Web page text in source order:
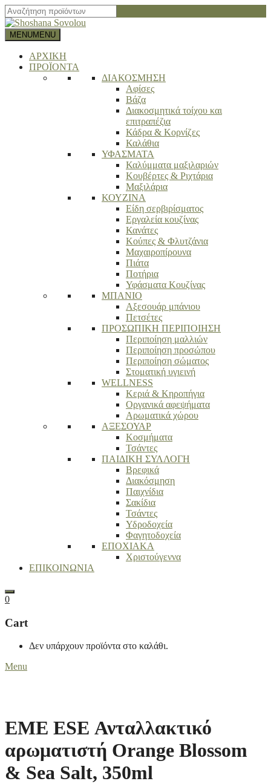
search
MENUMENU
ΑΡΧΙΚΗ
ΠΡΟΪΟΝΤΑ
ΔΙΑΚΟΣΜΗΣΗ
Αφίσες
Βάζα
Διακοσμητικά τοίχου και
επιτραπέζια
Κάδρα & Κορνίζες
Καλάθια
ΥΦΑΣΜΑΤΑ
Καλύμματα μαξιλαριών
Κουβέρτες & Ριχτάρια
Μαξιλάρια
ΚΟΥΖΙΝΑ
Είδη σερβιρίσματος
Εργαλεία κουζίνας
Κανάτες
Κούπες & Φλυτζάνια
Μαχαιροπίρουνα
Πιάτα
Ποτήρια
Υφάσματα Κουζίνας
ΜΠΑΝΙΟ
Αξεσουάρ μπάνιου
Πετσέτες
ΠΡΟΣΩΠΙΚΗ ΠΕΡΙΠΟΙΗΣΗ
Περιποίηση μαλλιών
Περιποίηση προσώπου
Περιποίηση σώματος
Στοματική υγιεινή
WELLNESS
Κεριά & Κηροπήγια
Οργανικά αφεψήματα
Αρωματικά χώρου
ΑΞΕΣΟΥΑΡ
Κοσμήματα
Τσάντες
ΠΑΙΔΙΚΗ ΣΥΛΛΟΓΗ
Βρεφικά
Διακόσμηση
Παιχνίδια
Σακίδια
Τσάντες
Υδροδοχεία
Φαγητοδοχεία
ΕΠΟΧΙΑΚΑ
Χριστούγεννα
ΕΠΙΚΟΙΝΩΝΙΑ
Search
0
Cart
Δεν υπάρχουν προϊόντα στο καλάθι.
Menu
EME ESE Ανταλλακτικό
αρωματιστή Orange Blossom
& Sea Salt, 350ml